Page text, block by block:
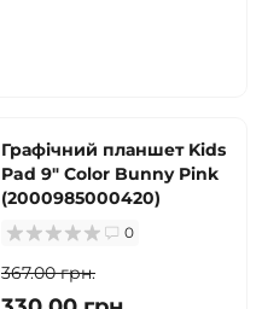
Графічний планшет Kids
Pad 9" Color Bunny Pink
(2000985000420)
0
367.00 грн.